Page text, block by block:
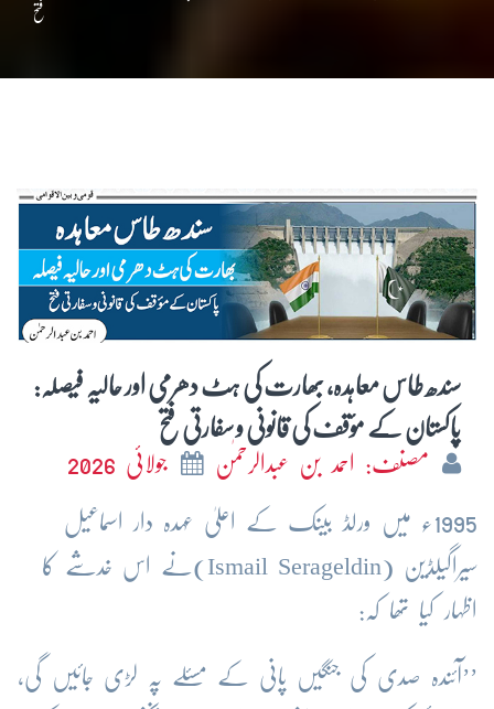
فتح
سندھ طاس معاہدہ، بھارت کی ہٹ دھرمی اور حالیہ فیصلہ:
پاکستان کے مؤقف کی قانونی و سفارتی فتح
مصنف: احمد بن عبدالرحمٰن جولائی 2026
1995ء میں ورلڈ بینک کے اعلیٰ عہدہ دار اسماعیل
سیراگیلڈین (Ismail Serageldin)نے اس خدشے کا
اظہار کیا تھا کہ:
’’آئندہ صدی کی جنگیں پانی کے مسئلے پہ لڑی جائیں گی،